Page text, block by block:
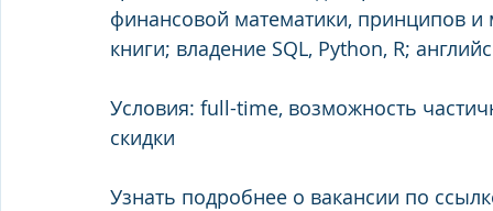
финансовой математики, принципов
книги; владение SQL, Python, R;
Условия: full-time, возможность
скидки
Узнать подробнее о вакансии по